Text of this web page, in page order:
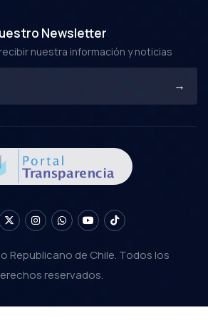
Newsletter
nuestra información y noticias
Republicano de Chile. Todos los
reservados.